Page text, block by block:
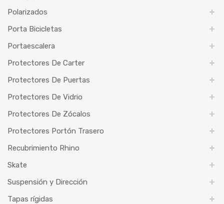
Polarizados
Porta Bicicletas
Portaescalera
Protectores De Carter
Protectores De Puertas
Protectores De Vidrio
Protectores De Zócalos
Protectores Portón Trasero
Recubrimiento Rhino
Skate
Suspensión y Dirección
Tapas rígidas